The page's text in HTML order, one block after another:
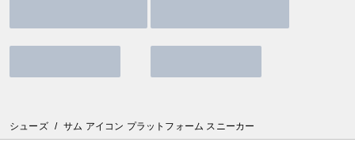
シューズ / サム アイコン プラットフォーム スニーカー